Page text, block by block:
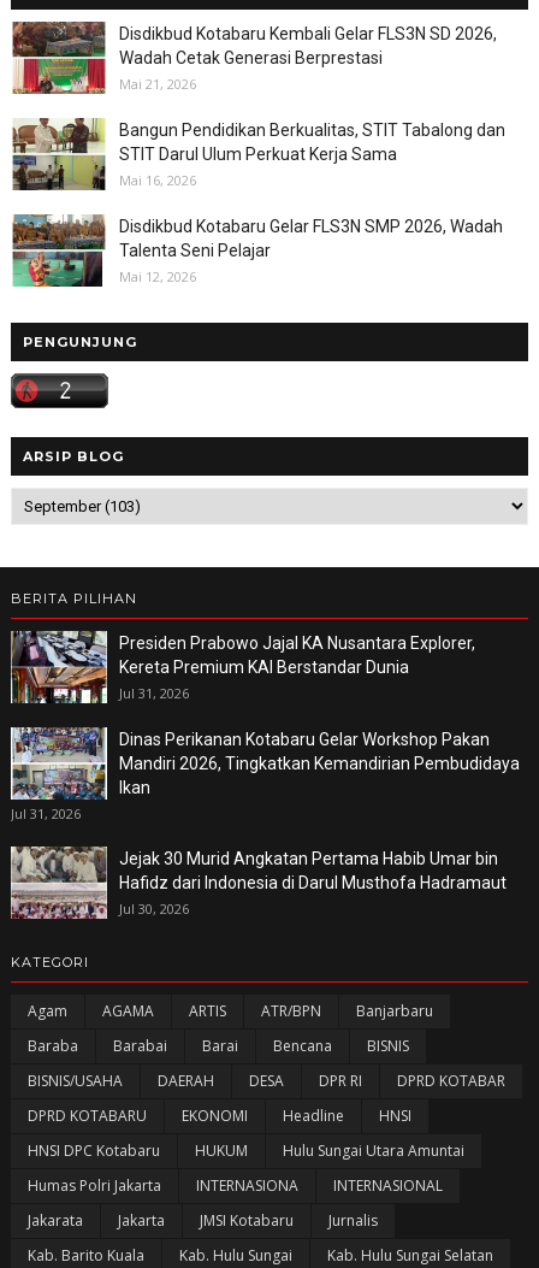
Disdikbud Kotabaru Kembali Gelar FLS3N SD 2026,
Wadah Cetak Generasi Berprestasi
Mai 21, 2026
Bangun Pendidikan Berkualitas, STIT Tabalong dan
STIT Darul Ulum Perkuat Kerja Sama
Mai 16, 2026
Disdikbud Kotabaru Gelar FLS3N SMP 2026, Wadah
Talenta Seni Pelajar
Mai 12, 2026
PENGUNJUNG
ARSIP BLOG
BERITA PILIHAN
Presiden Prabowo Jajal KA Nusantara Explorer,
Kereta Premium KAI Berstandar Dunia
Jul 31, 2026
Dinas Perikanan Kotabaru Gelar Workshop Pakan
Mandiri 2026, Tingkatkan Kemandirian Pembudidaya
Ikan
Jul 31, 2026
Jejak 30 Murid Angkatan Pertama Habib Umar bin
Hafidz dari Indonesia di Darul Musthofa Hadramaut
Jul 30, 2026
KATEGORI
Agam AGAMA ARTIS ATR/BPN
Banjarbaru
Baraba
Barabai Barai Bencana
BISNIS
BISNIS/USAHA
DAERAH DESA DPR RI
DPRD KOTABAR
DPRD KOTABARU
EKONOMI Headline
HNSI
HNSI DPC Kotabaru
HUKUM
Hulu Sungai Utara Amuntai
Humas Polri Jakarta
INTERNASIONA
INTERNASIONAL
Jakarata
Jakarta JMSI Kotabaru
Jurnalis
Kab. Barito Kuala
Kab. Hulu Sungai
Kab. Hulu Sungai Selatan